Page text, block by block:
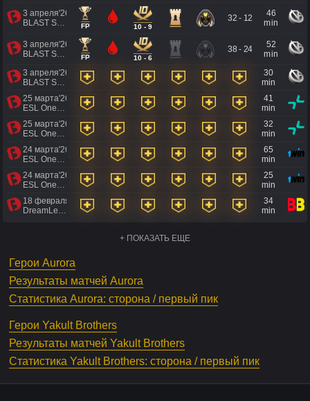
3 апреля'26
FP 10 - 9
32 - 12
46
min
3 апреля'26
FP 10 - 6
38 - 24
52
min
3 апреля'26
30
min
25 марта'26
41
min
25 марта'26
32
min
24 марта'26
65
min
24 марта'26
25
min
18 февраля'26
34
min
+ ПОКАЗАТЬ ЕЩЕ
Герои Aurora
Результаты матчей Aurora
Статистика Aurora: сторона / первый пик
Герои Yakult Brothers
Результаты матчей Yakult Brothers
Статистика Yakult Brothers: сторона / первый пик